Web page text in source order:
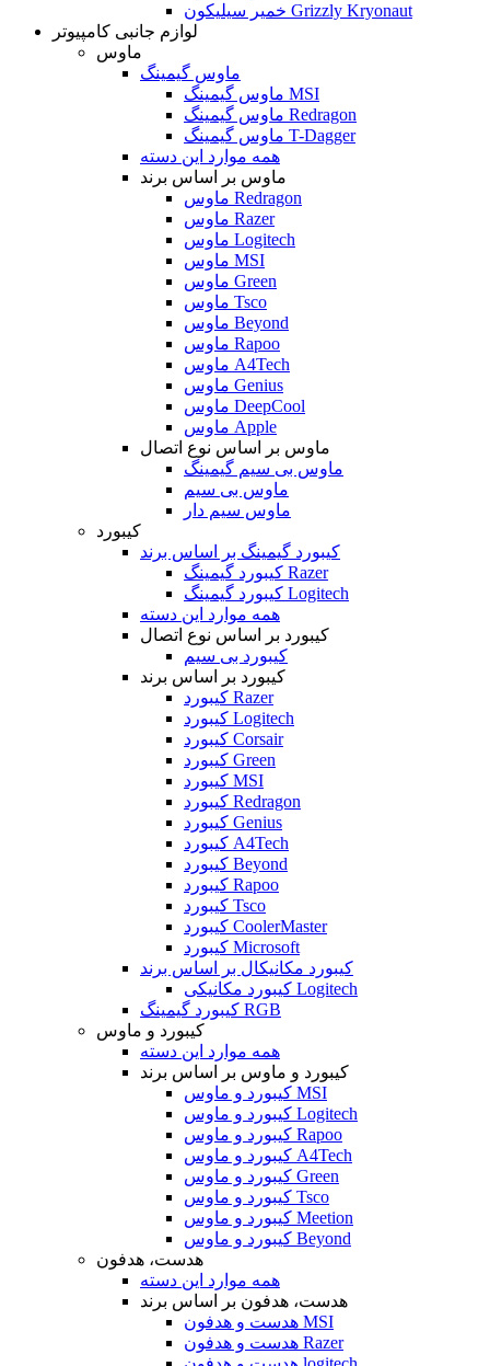
خمیر سیلیکون Grizzly Kryonaut
لوازم جانبی کامپیوتر
ماوس
ماوس گیمینگ
ماوس گیمینگ MSI
ماوس گیمینگ Redragon
ماوس گیمینگ T-Dagger
همه موارد این دسته
ماوس بر اساس برند
ماوس Redragon
ماوس Razer
ماوس Logitech
ماوس MSI
ماوس Green
ماوس Tsco
ماوس Beyond
ماوس Rapoo
ماوس A4Tech
ماوس Genius
ماوس DeepCool
ماوس Apple
ماوس بر اساس نوع اتصال
ماوس بی سیم گیمینگ
ماوس بی سیم
ماوس سیم دار
کیبورد
کیبورد گیمینگ بر اساس برند
کیبورد گیمینگ Razer
کیبورد گیمینگ Logitech
همه موارد این دسته
کیبورد بر اساس نوع اتصال
کیبورد بی سیم
کیبورد بر اساس برند
کیبورد Razer
کیبورد Logitech
کیبورد Corsair
کیبورد Green
کیبورد MSI
کیبورد Redragon
کیبورد Genius
کیبورد A4Tech
کیبورد Beyond
کیبورد Rapoo
کیبورد Tsco
کیبورد CoolerMaster
کیبورد Microsoft
کیبورد مکانیکال بر اساس برند
کیبورد مکانیکی Logitech
کیبورد گیمینگ RGB
کیبورد و ماوس
همه موارد این دسته
کیبورد و ماوس بر اساس برند
کیبورد و ماوس MSI
کیبورد و ماوس Logitech
کیبورد و ماوس Rapoo
کیبورد و ماوس A4Tech
کیبورد و ماوس Green
کیبورد و ماوس Tsco
کیبورد و ماوس Meetion
کیبورد و ماوس Beyond
هدست، هدفون
همه موارد این دسته
هدست، هدفون بر اساس برند
هدست و هدفون MSI
هدست و هدفون Razer